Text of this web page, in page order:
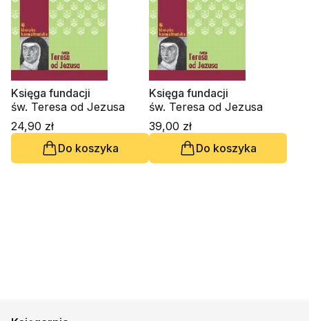
Księga fundacji
św. Teresa od Jezusa
24,90 zł
Do koszyka
Księga fundacji
św. Teresa od Jezusa
39,00 zł
Do koszyka